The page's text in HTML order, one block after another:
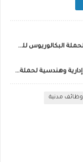
مصرف الراجحي (Alrajhi Bank) يوفر وظائف لحملة البكالوريوس للعمل بفروع البنك في مدينة الرياض
شركة تطوير التعليم القابضة توفر وظائف إدارية وهندسية لحملة البكالوريوس فما فوق
وظائف مدنية